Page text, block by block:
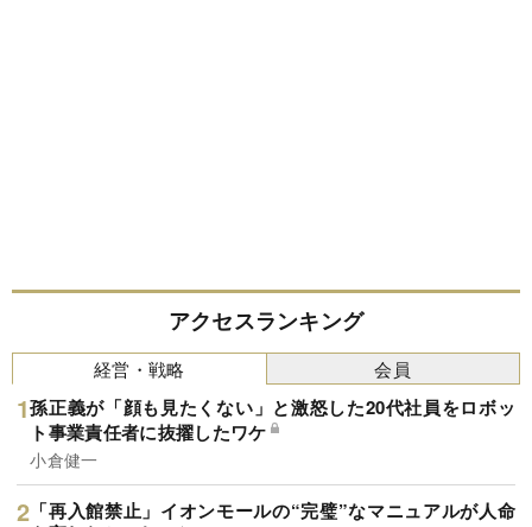
アクセスランキング
経営・戦略
孫正義が「顔も見たくない」と激怒した20代社員をロボッ
ト事業責任者に抜擢したワケ
小倉健一
「再入館禁止」イオンモールの“完璧”なマニュアルが人命
会員